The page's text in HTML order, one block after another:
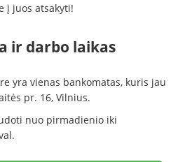
į juos atsakyti!
ir darbo laikas
yra vienas bankomatas, kuris jau
pr. 16, Vilnius.
nuo pirmadienio iki